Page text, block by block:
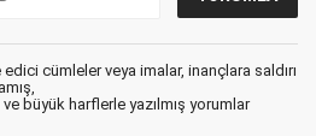
cümleler veya imalar, inançlara saldırı
büyük harflerle yazılmış yorumlar